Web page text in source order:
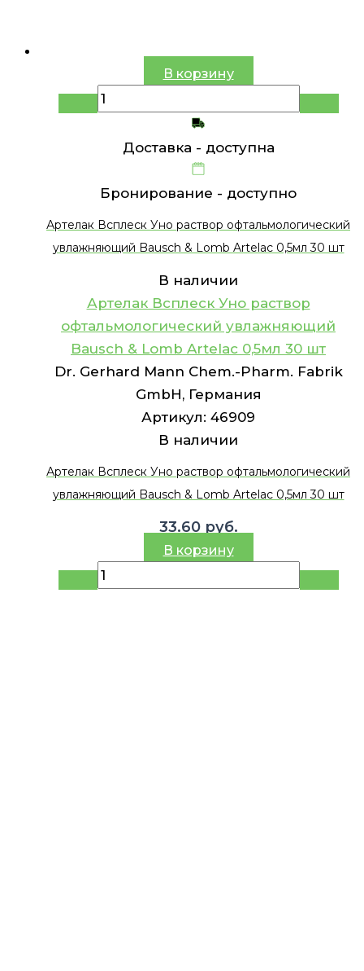
В корзину
Доставка - доступна
Бронирование - доступно
Артелак Всплеск Уно раствор офтальмологический
увлажняющий Bausch & Lomb Artelac 0,5мл 30 шт
В наличии
Артелак Всплеск Уно раствор
офтальмологический увлажняющий
Bausch & Lomb Artelac 0,5мл 30 шт
Dr. Gerhard Mann Chem.-Pharm. Fabrik
GmbH, Германия
Артикул: 46909
В наличии
Артелак Всплеск Уно раствор офтальмологический
увлажняющий Bausch & Lomb Artelac 0,5мл 30 шт
33.60 руб.
В корзину